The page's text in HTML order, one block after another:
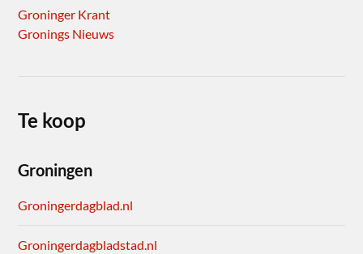
Groninger Krant
Gronings Nieuws
Te koop
Groningen
Groningerdagblad.nl
Groningerdagbladstad.nl